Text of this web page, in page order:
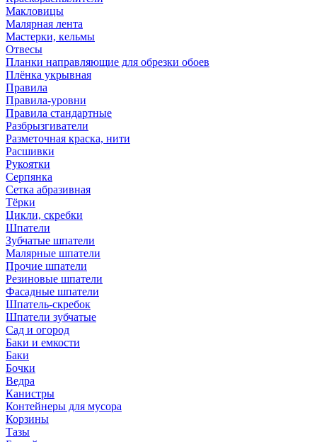
Макловицы
Малярная лента
Мастерки, кельмы
Отвесы
Планки направляющие для обрезки обоев
Плёнка укрывная
Правила
Правила-уровни
Правила стандартные
Разбрызгиватели
Разметочная краска, нити
Расшивки
Рукоятки
Серпянка
Сетка абразивная
Тёрки
Цикли, скребки
Шпатели
Зубчатые шпатели
Малярные шпатели
Прочие шпатели
Резиновые шпатели
Фасадные шпатели
Шпатель-скребок
Шпатели зубчатые
Сад и огород
Баки и емкости
Баки
Бочки
Ведра
Канистры
Контейнеры для мусора
Корзины
Тазы